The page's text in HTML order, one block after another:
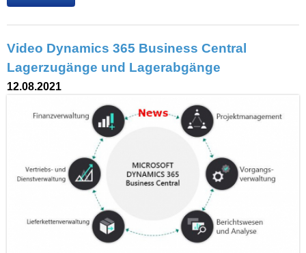
Video Dynamics 365 Business Central
Lagerzugänge und Lagerabgänge
12.08.2021